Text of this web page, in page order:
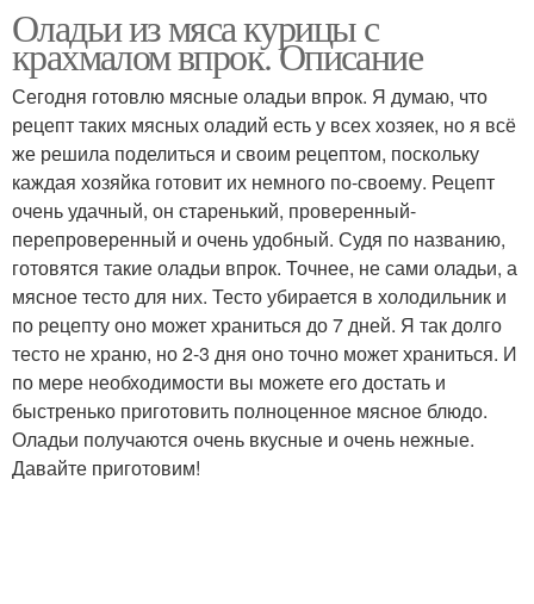
Оладьи для детей
мясные оладьи
Оладьи из филе
Оладьи из куриной
грудки
Куриные оладьи Оладьи со сметаной
Оладьи из мяса курицы с
крахмалом впрок. Описание
Сегодня готовлю мясные оладьи впрок. Я думаю, что
рецепт таких мясных оладий есть у всех хозяек, но я всё
же решила поделиться и своим рецептом, поскольку
каждая хозяйка готовит их немного по-своему. Рецепт
очень удачный, он старенький, проверенный-
перепроверенный и очень удобный. Судя по названию,
готовятся такие оладьи впрок. Точнее, не сами оладьи, а
мясное тесто для них. Тесто убирается в холодильник и
по рецепту оно может храниться до 7 дней. Я так долго
тесто не храню, но 2-3 дня оно точно может храниться. И
по мере необходимости вы можете его достать и
быстренько приготовить полноценное мясное блюдо.
Оладьи получаются очень вкусные и очень нежные.
Давайте приготовим!